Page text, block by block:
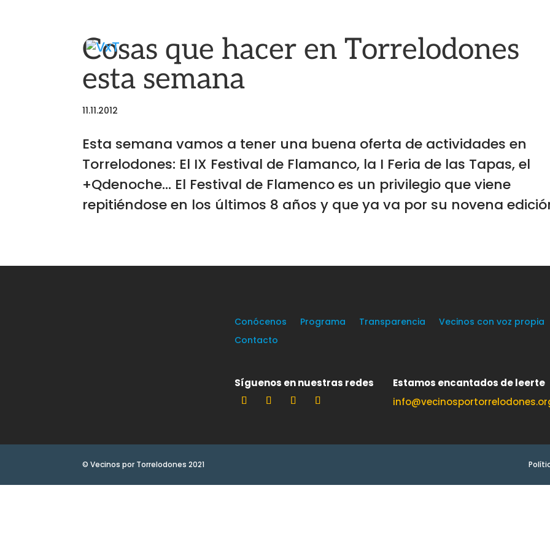
Cosas que hacer en Torrelodones
esta semana
11.11.2012
Esta semana vamos a tener una buena oferta de actividades en
Torrelodones: El IX Festival de Flamanco, la I Feria de las Tapas, el
+Qdenoche… El Festival de Flamenco es un privilegio que viene
repitiéndose en los últimos 8 años y que ya va por su novena
Conócenos Programa Transparencia
Vecinos con voz propia
Contacto
Síguenos en nuestras redes
Estamos encantados de leerte
© Vecinos por Torrelodones 2021